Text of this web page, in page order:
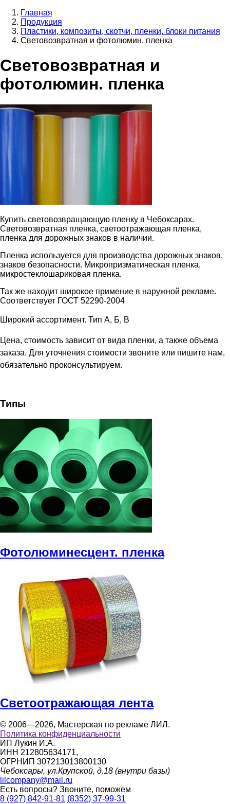
Главная
Продукция
Пластики, композиты, скотчи, пленки, блоки питания
Световозвратная и фотолюмин. пленка
Световозвратная и
фотолюмин. пленка
Купить световозвращающую пленку в Чебоксарах.
Световозвратная пленка, светоотражающая пленка,
пленка для дорожных знаков в наличии.
Пленка используется для производства дорожных знаков,
знаков безопасности. Микропризматическая пленка,
микростеклошариковая пленка.
Так же находит широкое примение в наружной рекламе.
Соответствует ГОСТ 52290-2004
Широкий ассортимент. Тип А, Б, В
Цена, стоимость зависит от вида пленки, а также объема
заказа. Для уточнения стоимости звоните или пишите нам,
обязательно проконсультируем.
Типы
Фотолюминесцент. пленка
Светоотражающая лента
© 2006—2026, Мастерская по рекламе ЛИЛ.
Политика конфиденциальности
ИП Лукин И.А.
ИНН 212805634171,
ОГРНИП 307213013800130
Чебоксары, ул.Крупской, д.18 (внутри базы)
lilcompany@mail.ru
Есть вопросы? Звоните, поможем
8 (927) 842-91-81 (8352) 37-99-31